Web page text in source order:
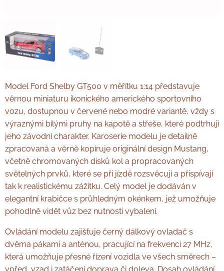
Model Ford Shelby GT500 v měřítku 1:14 představuje
věrnou miniaturu ikonického amerického sportovního
vozu, dostupnou v červené nebo modré variantě, vždy s
výraznými bílými pruhy na kapotě a střeše, které podtrhují
jeho závodní charakter. Karoserie modelu je detailně
zpracovaná a věrně kopíruje originální design Mustang,
včetně chromovaných disků kol a propracovaných
světelných prvků, které se při jízdě rozsvěcují a přispívají
tak k realistickému zážitku. Celý model je dodáván v
elegantní krabičce s průhledným okénkem, jež umožňuje
pohodlně vidět vůz bez nutnosti vybalení.
Ovládání modelu zajišťuje černý dálkový ovladač s
dvěma pákami a anténou, pracující na frekvenci 27 MHz,
která umožňuje přesné řízení vozidla ve všech směrech –